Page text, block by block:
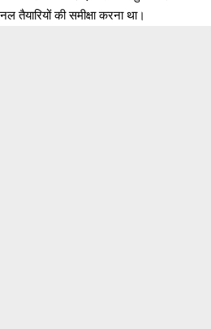
तैयारियों की समीक्षा करना था।